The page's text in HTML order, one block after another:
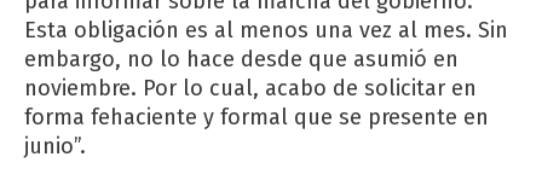
Esta obligación es al menos una vez al mes. Sin
embargo, no lo hace desde que asumió en
noviembre. Por lo cual, acabo de solicitar en
forma fehaciente y formal que se presente en
junio”.